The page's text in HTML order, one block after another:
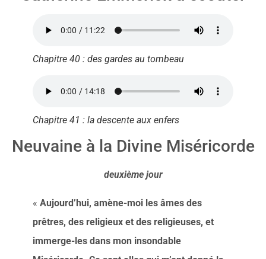
Chapitre 40 : des gardes au tombeau
Chapitre 41 : la descente aux enfers
Neuvaine à la Divine Miséricorde
deuxième jour
« Aujourd’hui, amène-moi les âmes des
prêtres, des religieux et des religieuses, et
immerge-les dans mon insondable